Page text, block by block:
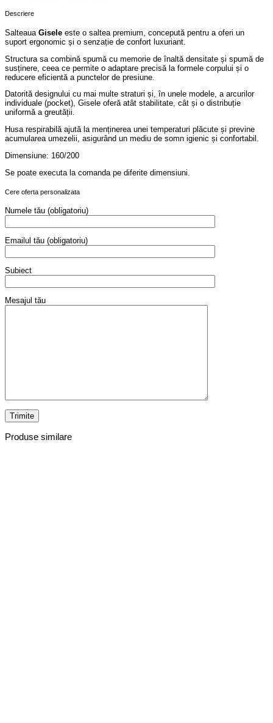
Descriere
Salteaua Gisele este o saltea premium, concepută pentru a oferi un
suport ergonomic și o senzație de confort luxuriant.
Structura sa combină spumă cu memorie de înaltă densitate și spumă de
susținere, ceea ce permite o adaptare precisă la formele corpului și o
reducere eficientă a punctelor de presiune.
Datorită designului cu mai multe straturi și, în unele modele, a arcurilor
individuale (pocket), Gisele oferă atât stabilitate, cât și o distribuție
uniformă a greutății.
Husa respirabilă ajută la menținerea unei temperaturi plăcute și previne
acumularea umezelii, asigurând un mediu de somn igienic și confortabil.
Dimensiune: 160/200
Se poate executa la comanda pe diferite dimensiuni.
Cere oferta personalizata
Numele tău (obligatoriu)
Emailul tău (obligatoriu)
Subiect
Mesajul tău
Produse similare